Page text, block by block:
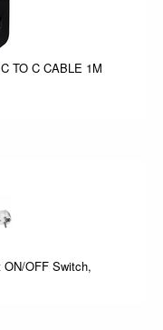
TO C CABLE 1M
OFF Switch,